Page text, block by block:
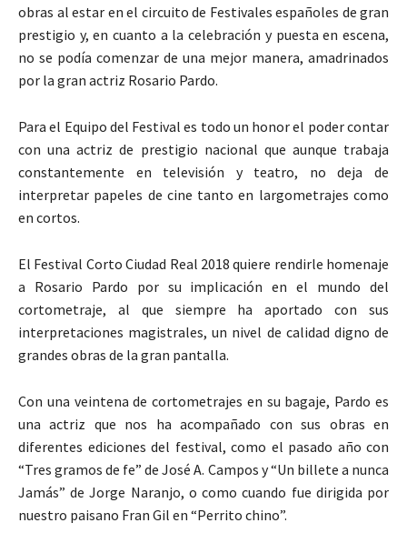
obras al estar en el circuito de Festivales españoles de gran
prestigio y, en cuanto a la celebración y puesta en escena,
no se podía comenzar de una mejor manera, amadrinados
por la gran actriz Rosario Pardo.
Para el Equipo del Festival es todo un honor el poder contar
con una actriz de prestigio nacional que aunque trabaja
constantemente en televisión y teatro, no deja de
interpretar papeles de cine tanto en largometrajes como
en cortos.
El Festival Corto Ciudad Real 2018 quiere rendirle homenaje
a Rosario Pardo por su implicación en el mundo del
cortometraje, al que siempre ha aportado con sus
interpretaciones magistrales, un nivel de calidad digno de
grandes obras de la gran pantalla.
Con una veintena de cortometrajes en su bagaje, Pardo es
una actriz que nos ha acompañado con sus obras en
diferentes ediciones del festival, como el pasado año con
“Tres gramos de fe” de José A. Campos y “Un billete a nunca
Jamás” de Jorge Naranjo, o como cuando fue dirigida por
nuestro paisano Fran Gil en “Perrito chino”.